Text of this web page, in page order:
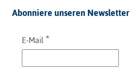
Abonniere unseren Newsletter
E-Mail *